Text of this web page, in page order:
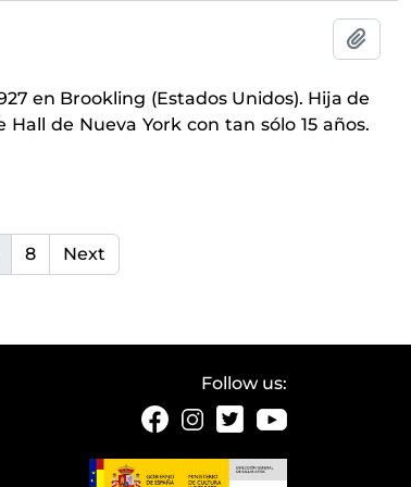
en Brookling (Estados Unidos). Hija de
de Nueva York con tan sólo 15 años.
8 Next
Follow us: